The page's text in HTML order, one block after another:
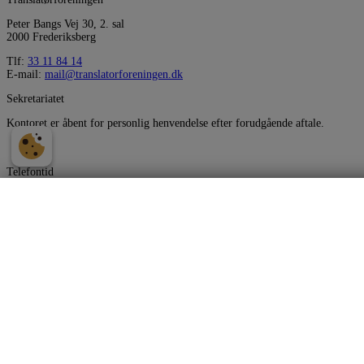
Peter Bangs Vej 30, 2. sal
2000 Frederiksberg
Tlf: 33 11 84 14
E-mail: mail@translatorforeningen.dk
Sekretariatet
Kontoret er åbent for personlig henvendelse efter forudgående aftale.
Telefontid